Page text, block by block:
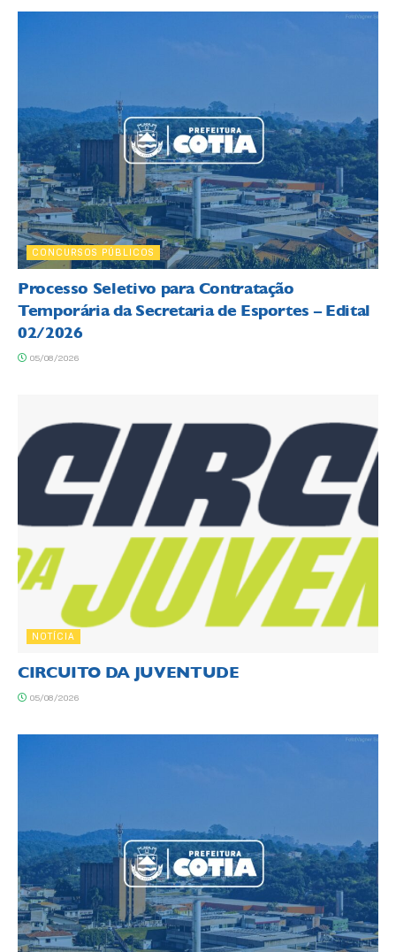
CONCURSOS PÚBLICOS
Processo Seletivo para Contratação
Temporária da Secretaria de Esportes – Edital
02/2026
05/08/2026
NOTÍCIA
CIRCUITO DA JUVENTUDE
05/08/2026